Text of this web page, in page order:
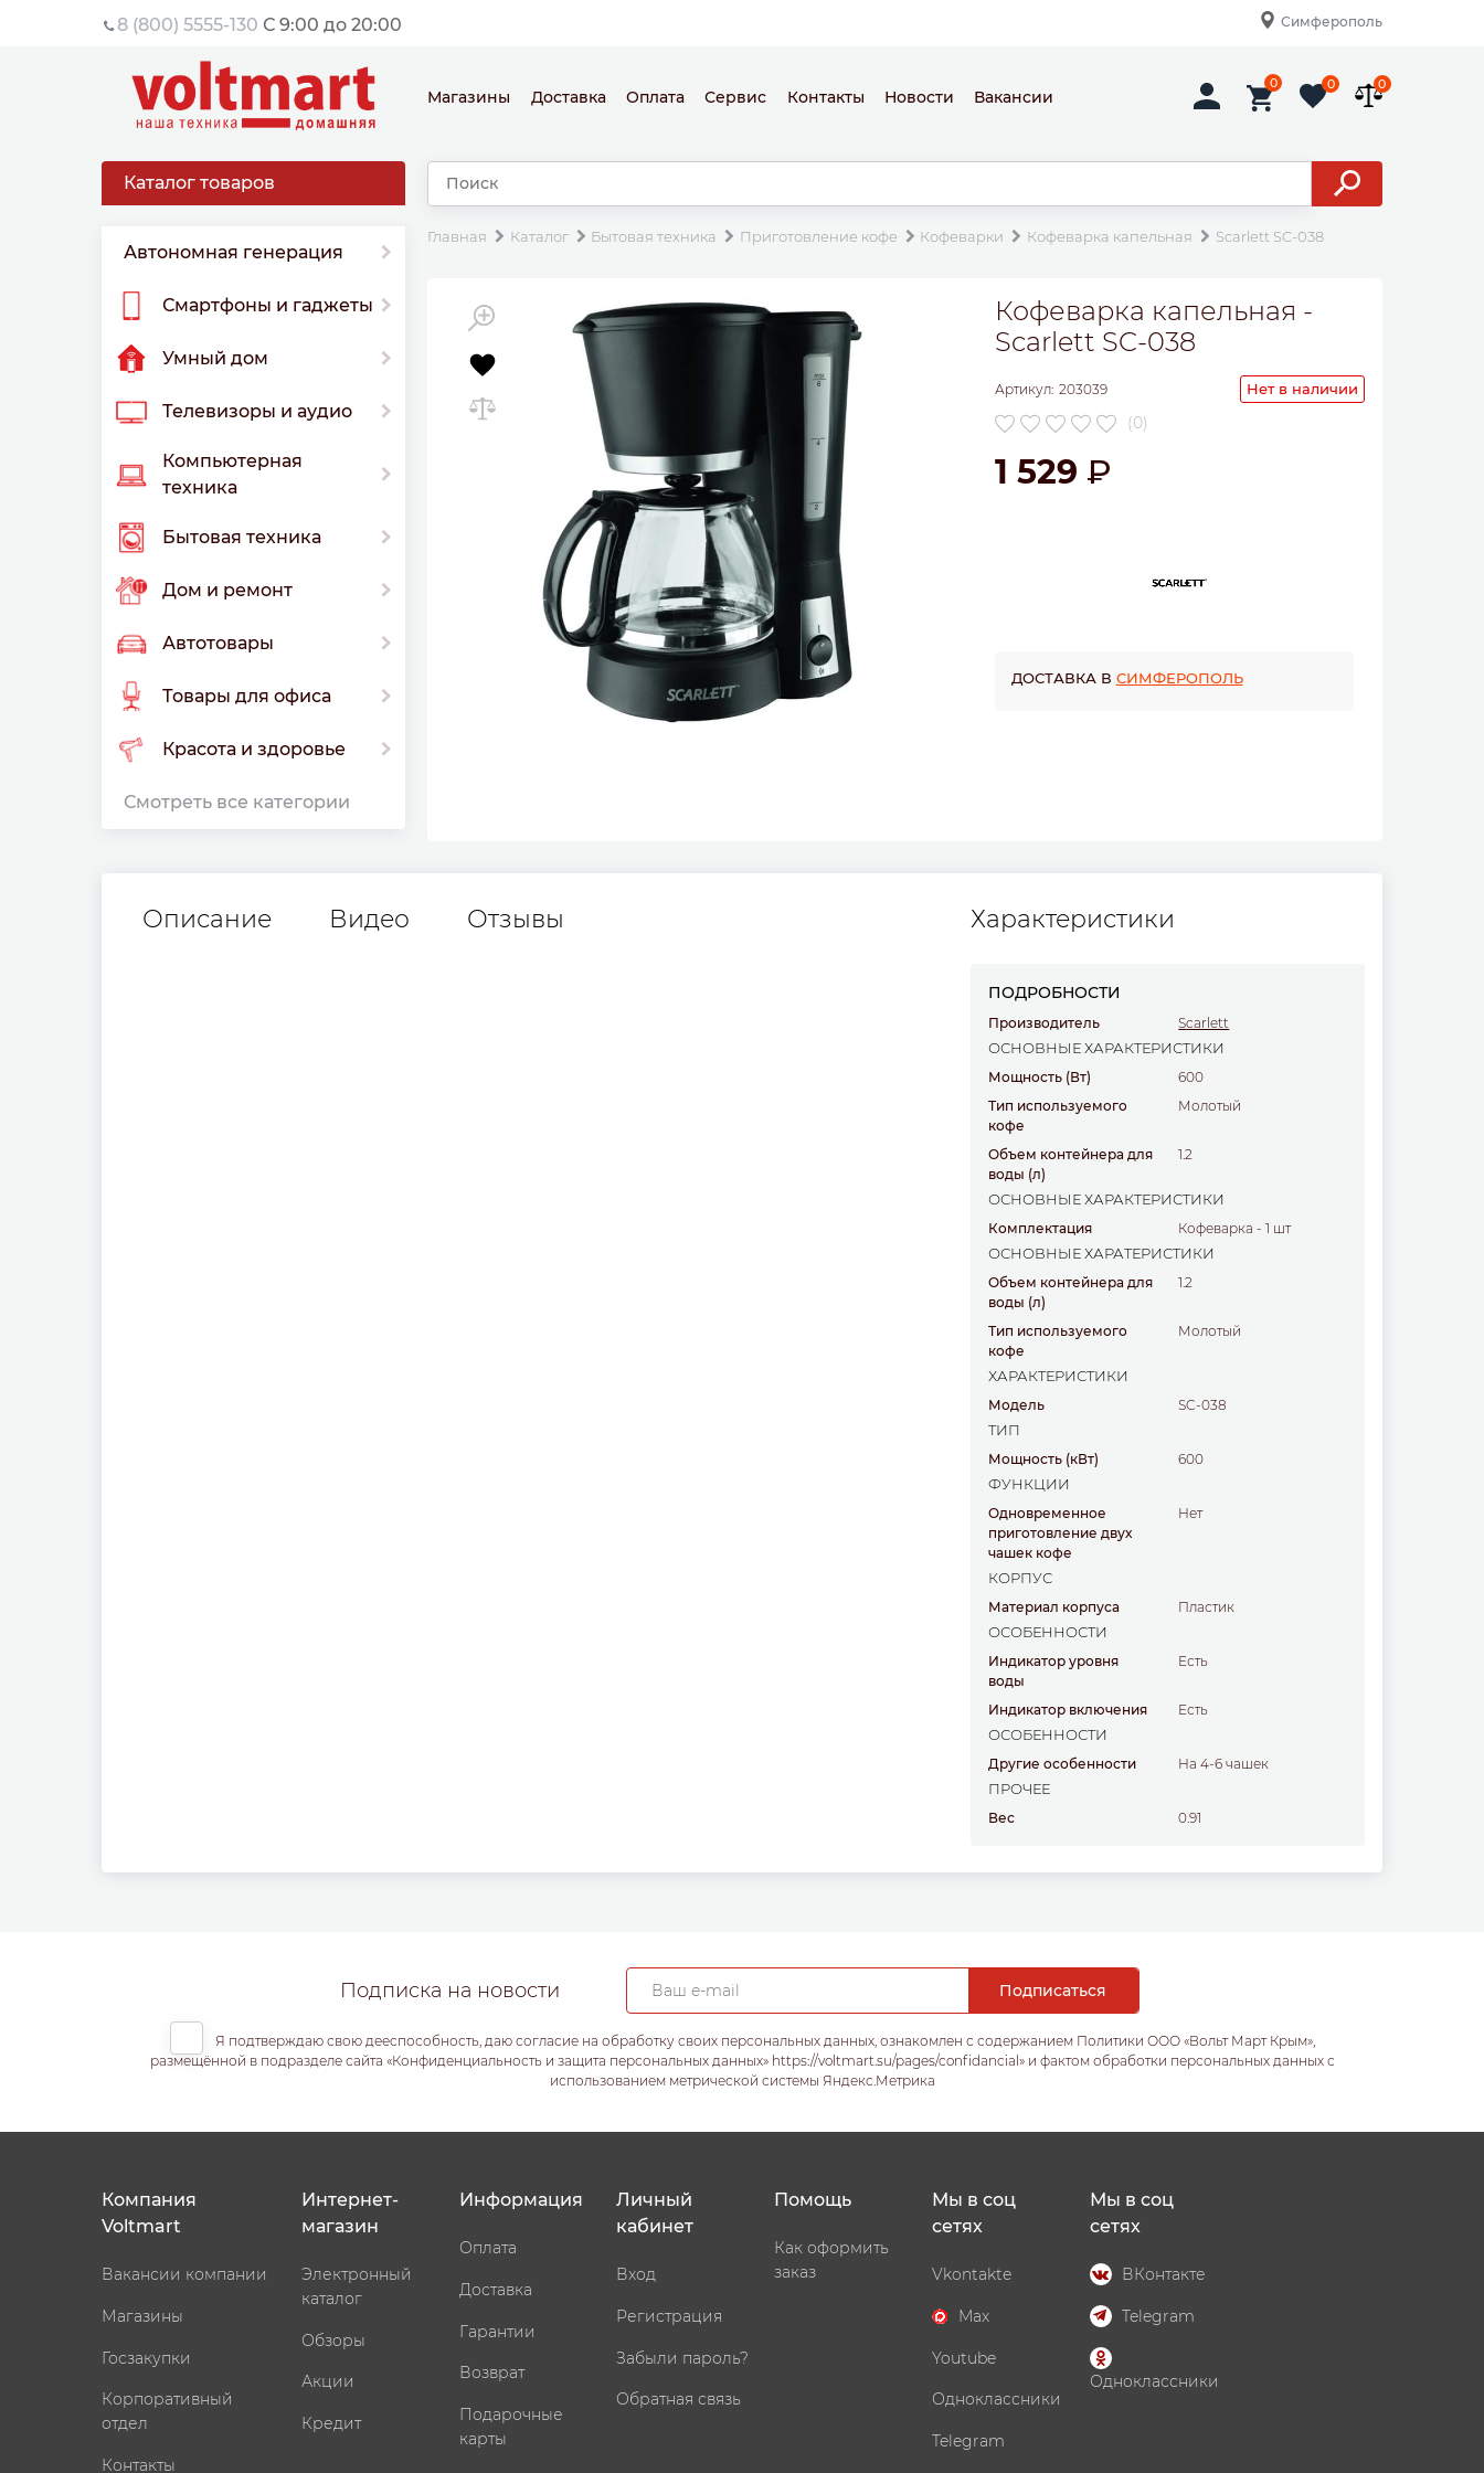
8 (800) 5555-130 С 9:00 до 20:00 Симферополь
Магазины Доставка Оплата Сервис Контакты Новости Вакансии
0 0 0
Каталог товаров
Автономная генерация
Смартфоны и гаджеты
Умный дом
Телевизоры и аудио
Компьютерная
техника
Бытовая техника
Дом и ремонт
Автотовары
Товары для офиса
Красота и здоровье
Смотреть все категории
Главная Каталог Бытовая техника Приготовление кофе Кофеварки Кофеварка капельная Scarlett SC-038
Кофеварка капельная -
Scarlett SC-038
Артикул: 203039 Нет в наличии
(0)
1 529
ДОСТАВКА В СИМФЕРОПОЛЬ
Описание Видео Отзывы Характеристики
ПОДРОБНОСТИ
Производитель Scarlett
ОСНОВНЫЕ ХАРАКТЕРИСТИКИ
Мощность (Вт)
600
Тип используемого
кофе
молотый
Объем контейнера для
воды (л)
1.2
ОСНОВНЫЕ ХАРАКТЕРИСТИКИ
Комплектация Кофеварка - 1 шт
ОСНОВНЫЕ ХАРАТЕРИСТИКИ
Объем контейнера для
воды (л)
1.2
Тип используемого
кофе
молотый
ХАРАКТЕРИСТИКИ
Модель SC-038
ТИП
Мощность (кВт) 600
ФУНКЦИИ
Одновременное
приготовление двух
чашек кофе
нет
КОРПУС
Материал корпуса пластик
ОСОБЕННОСТИ
Индикатор уровня
воды
есть
Индикатор включения есть
ОСОБЕННОСТИ
Другие особенности на 4-6 чашек
ПРОЧЕЕ
Вес 0.91
Подписка на новости
Я подтверждаю свою дееспособность, даю согласие на обработку своих персональных данных, ознакомлен с содержанием Политики ООО «Вольт Март Крым»,
размещённой в подразделе сайта «Конфиденциальность и защита персональных данных» https://voltmart.su/pages/confidancial» и фактом обработки персональных данных с
использованием метрической системы Яндекс.Метрика
Компания
Voltmart
Вакансии компании
Магазины
Госзакупки
Корпоративный
отдел
Контакты
Интернет-
магазин
Электронный
каталог
Обзоры
Акции
Кредит
Информация
Оплата
Доставка
Гарантии
Возврат
Подарочные
карты
Личный
кабинет
Вход
Регистрация
Забыли пароль?
Обратная связь
Помощь
Как оформить
заказ
Мы в соц
сетях
Vkontakte
Max
Youtube
Одноклассники
Telegram
Мы в соц
сетях
ВКонтакте
Telegram
Одноклассники